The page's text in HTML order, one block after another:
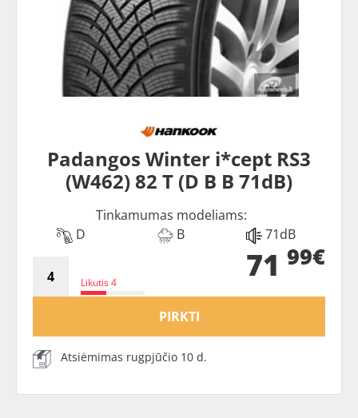
Padangos Winter i*cept RS3
(W462) 82 T (D B B 71dB)
Tinkamumas modeliams:
D
B 71dB
Likutis 4 71 99€
PIRKTI
Atsiėmimas rugpjūčio 10 d.